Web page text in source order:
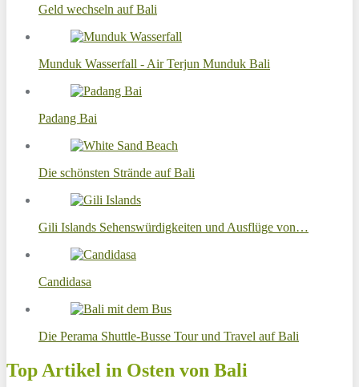
Geld wechseln auf Bali
Munduk Wasserfall - Air Terjun Munduk Bali
Padang Bai
Die schönsten Strände auf Bali
Gili Islands Sehenswürdigkeiten und Ausflüge von…
Candidasa
Die Perama Shuttle-Busse Tour und Travel auf Bali
Top Artikel in Osten von Bali